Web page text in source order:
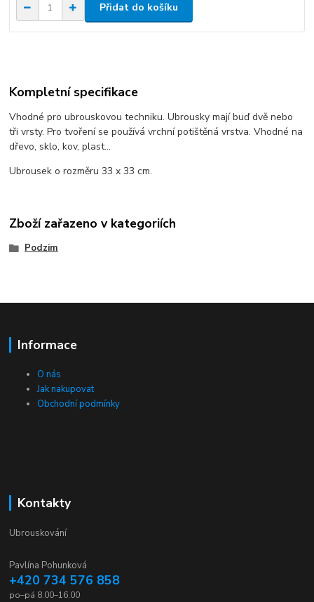
Přidat do košíku
Kompletní specifikace
Vhodné pro ubrouskovou techniku. Ubrousky mají buď dvě nebo
tři vrsty. Pro tvoření se používá vrchní potištěná vrstva. Vhodné na
dřevo, sklo, kov, plast...
Ubrousek o rozměru 33 x 33 cm.
Zboží zařazeno v kategoriích
Podzim
Informace
O nás
Jak nakupovat
Obchodní podmínky
Kontakty
Ubrouskování
Pavlína Pohunková
+420 734 576 858
po–pá 8.00–16.00